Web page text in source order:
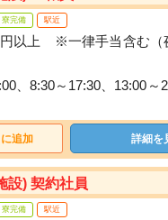
寮完備 駅近
円以上 ※一律手当含む（
、8:30～17:30、13:00～
追加 詳細を
設) 契約社員
寮完備 駅近